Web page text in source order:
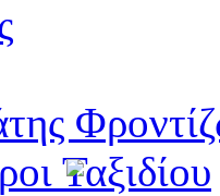
Ταξιδίου